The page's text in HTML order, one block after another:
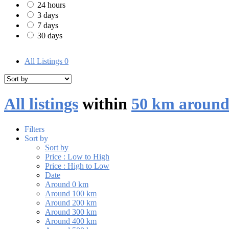
24 hours
3 days
7 days
30 days
All Listings 0
All listings within 50 km
Filters
Sort by
Sort by
Price : Low to High
Price : High to Low
Date
Around 0 km
Around 100 km
Around 200 km
Around 300 km
Around 400 km